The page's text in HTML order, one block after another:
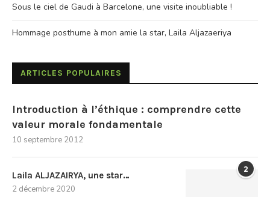
Sous le ciel de Gaudi à Barcelone, une visite inoubliable !
Hommage posthume à mon amie la star, Laila Aljazaeriya
ARTICLES POPULAIRES
Introduction à l’éthique : comprendre cette
valeur morale fondamentale
10 septembre 2012
2
Laila ALJAZAIRYA, une star…
2 décembre 2020